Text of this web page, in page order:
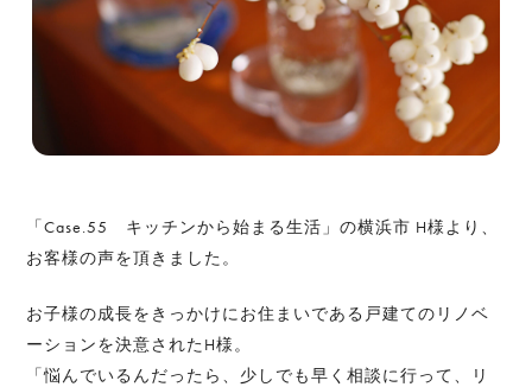
「Case.55 キッチンから始まる生活」の横浜市 H様より、
お客様の声を頂きました。
お子様の成長をきっかけにお住まいである戸建てのリノベ
ーションを決意されたH様。
「悩んでいるんだったら、少しでも早く相談に行って、リ